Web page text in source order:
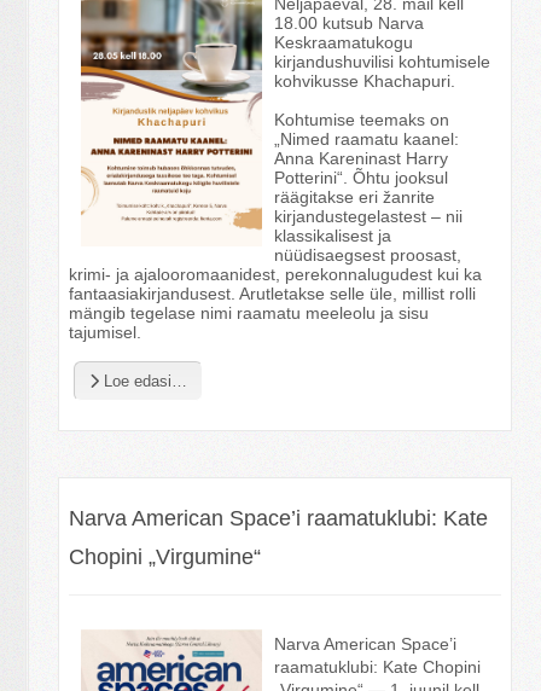
Neljapäeval, 28. mail kell
18.00 kutsub Narva
Keskraamatukogu
kirjandushuvilisi kohtumisele
kohvikusse Khachapuri.
Kohtumise teemaks on
„Nimed raamatu kaanel:
Anna Kareninast Harry
Potterini“. Õhtu jooksul
räägitakse eri žanrite
kirjandustegelastest – nii
klassikalisest ja
nüüdisaegsest proosast,
krimi- ja ajalooromaanidest, perekonnalugudest kui ka
fantaasiakirjandusest. Arutletakse selle üle, millist rolli
mängib tegelase nimi raamatu meeleolu ja sisu
tajumisel.
Loe edasi…
Narva American Space’i raamatuklubi: Kate
Chopini „Virgumine“
Narva American Space’i
raamatuklubi: Kate Chopini